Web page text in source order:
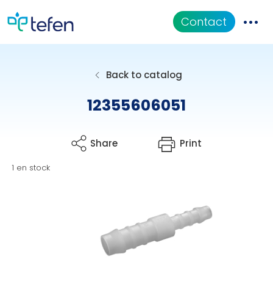
Contact
Back to catalog
12355606051
Share Print
1 en stock